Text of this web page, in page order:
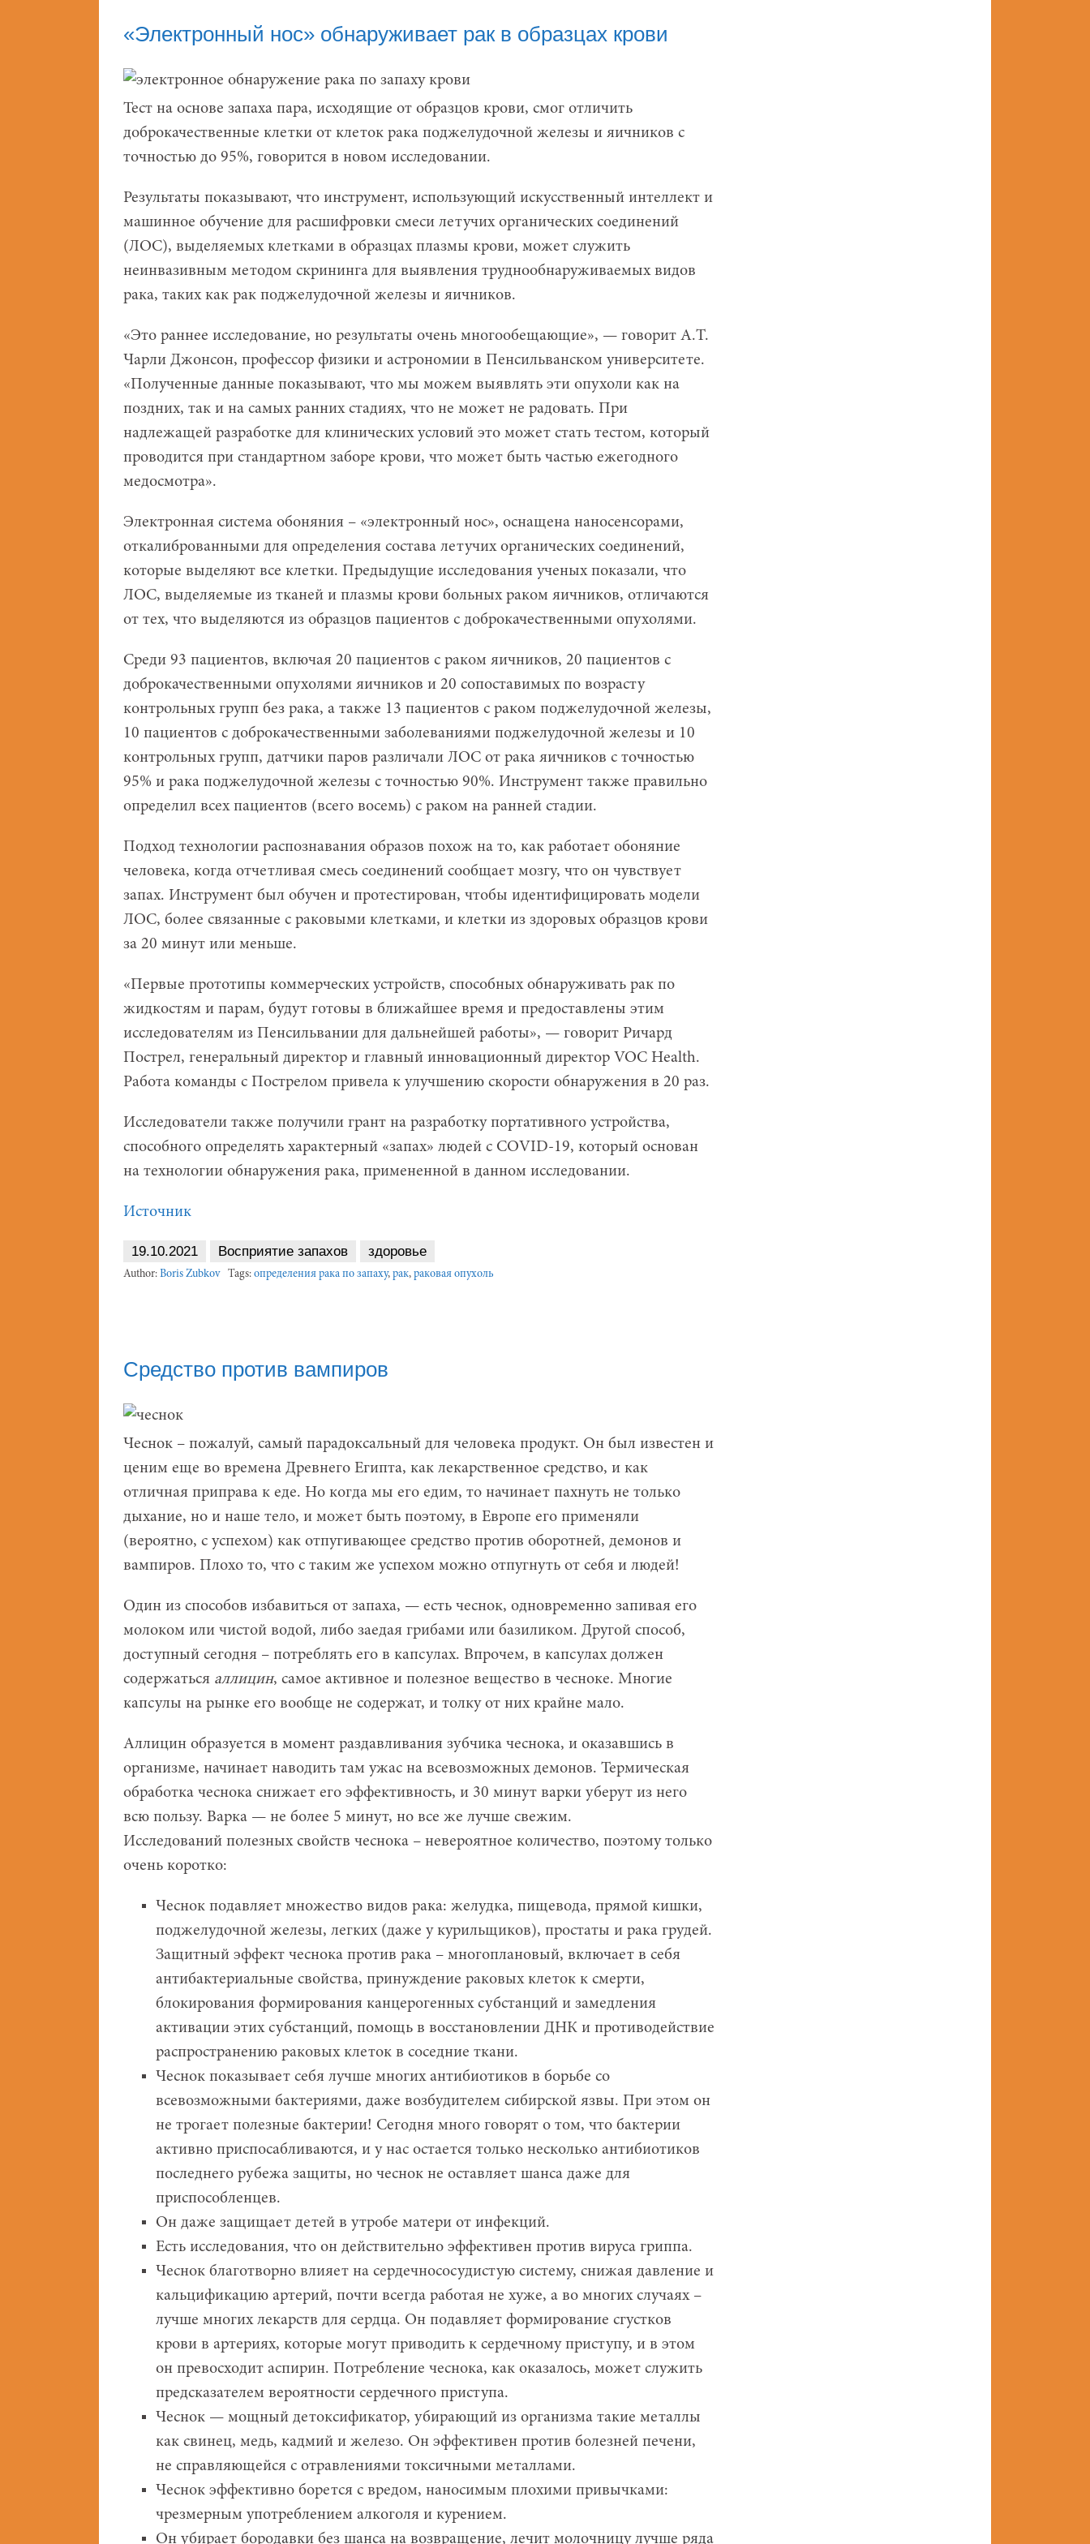
«Электронный нос» обнаруживает рак в образцах крови
Тест на основе запаха пара, исходящие от образцов крови, смог отличить
доброкачественные клетки от клеток рака поджелудочной железы и яичников с
точностью до 95%, говорится в новом исследовании.
Результаты показывают, что инструмент, использующий искусственный интеллект и
машинное обучение для расшифровки смеси летучих органических соединений
(ЛОС), выделяемых клетками в образцах плазмы крови, может служить
неинвазивным методом скрининга для выявления труднообнаруживаемых видов
рака, таких как рак поджелудочной железы и яичников.
«Это раннее исследование, но результаты очень многообещающие», — говорит А.Т.
Чарли Джонсон, профессор физики и астрономии в Пенсильванском университете.
«Полученные данные показывают, что мы можем выявлять эти опухоли как на
поздних, так и на самых ранних стадиях, что не может не радовать. При
надлежащей разработке для клинических условий это может стать тестом, который
проводится при стандартном заборе крови, что может быть частью ежегодного
медосмотра».
Электронная система обоняния – «электронный нос», оснащена наносенсорами,
откалиброванными для определения состава летучих органических соединений,
которые выделяют все клетки. Предыдущие исследования ученых показали, что
ЛОС, выделяемые из тканей и плазмы крови больных раком яичников, отличаются
от тех, что выделяются из образцов пациентов с доброкачественными опухолями.
Среди 93 пациентов, включая 20 пациентов с раком яичников, 20 пациентов с
доброкачественными опухолями яичников и 20 сопоставимых по возрасту
контрольных групп без рака, а также 13 пациентов с раком поджелудочной железы,
10 пациентов с доброкачественными заболеваниями поджелудочной железы и 10
контрольных групп, датчики паров различали ЛОС от рака яичников с точностью
95% и рака поджелудочной железы с точностью 90%. Инструмент также правильно
определил всех пациентов (всего восемь) с раком на ранней стадии.
Подход технологии распознавания образов похож на то, как работает обоняние
человека, когда отчетливая смесь соединений сообщает мозгу, что он чувствует
запах. Инструмент был обучен и протестирован, чтобы идентифицировать модели
ЛОС, более связанные с раковыми клетками, и клетки из здоровых образцов крови
за 20 минут или меньше.
«Первые прототипы коммерческих устройств, способных обнаруживать рак по
жидкостям и парам, будут готовы в ближайшее время и предоставлены этим
исследователям из Пенсильвании для дальнейшей работы», — говорит Ричард
Пострел, генеральный директор и главный инновационный директор VOC Health.
Работа команды с Пострелом привела к улучшению скорости обнаружения в 20 раз.
Исследователи также получили грант на разработку портативного устройства,
способного определять характерный «запах» людей с COVID-19, который основан
на технологии обнаружения рака, примененной в данном исследовании.
Источник
19.10.2021 Восприятие запахов здоровье
Author: Boris Zubkov Tags: определения рака по запаху, рак, раковая опухоль
Средство против вампиров
Чеснок – пожалуй, самый парадоксальный для человека продукт. Он был известен и
ценим еще во времена Древнего Египта, как лекарственное средство, и как
отличная приправа к еде. Но когда мы его едим, то начинает пахнуть не только
дыхание, но и наше тело, и может быть поэтому, в Европе его применяли
(вероятно, с успехом) как отпугивающее средство против оборотней, демонов и
вампиров. Плохо то, что с таким же успехом можно отпугнуть от себя и людей!
Один из способов избавиться от запаха, — есть чеснок, одновременно запивая его
молоком или чистой водой, либо заедая грибами или базиликом. Другой способ,
доступный сегодня – потреблять его в капсулах. Впрочем, в капсулах должен
содержаться аллицин, самое активное и полезное вещество в чесноке. Многие
капсулы на рынке его вообще не содержат, и толку от них крайне мало.
Аллицин образуется в момент раздавливания зубчика чеснока, и оказавшись в
организме, начинает наводить там ужас на всевозможных демонов. Термическая
обработка чеснока снижает его эффективность, и 30 минут варки уберут из него
всю пользу. Варка — не более 5 минут, но все же лучше свежим.
Исследований полезных свойств чеснока – невероятное количество, поэтому только
очень коротко:
Чеснок подавляет множество видов рака: желудка, пищевода, прямой кишки,
поджелудочной железы, легких (даже у курильщиков), простаты и рака грудей.
Защитный эффект чеcнока против рака – многоплановый, включает в себя
антибактериальные свойства, принуждение раковых клеток к смерти,
блокирования формирования канцерогенных субстанций и замедления
активации этих субстанций, помощь в восстановлении ДНК и противодействие
распространению раковых клеток в соседние ткани.
Чеснок показывает себя лучше многих антибиотиков в борьбе со
всевозможными бактериями, даже возбудителем сибирской язвы. При этом он
не трогает полезные бактерии! Сегодня много говорят о том, что бактерии
активно приспосабливаются, и у нас остается только несколько антибиотиков
последнего рубежа защиты, но чеснок не оставляет шанса даже для
приспособленцев.
Он даже защищает детей в утробе матери от инфекций.
Есть исследования, что он действительно эффективен против вируса гриппа.
Чеснок благотворно влияет на сердечнососудистую систему, снижая давление и
кальцификацию артерий, почти всегда работая не хуже, а во многих случаях –
лучше многих лекарств для сердца. Он подавляет формирование сгустков
крови в артериях, которые могут приводить к сердечному приступу, и в этом
он превосходит аспирин. Потребление чеснока, как оказалось, может служить
предсказателем вероятности сердечного приступа.
Чеснок — мощный детоксификатор, убирающий из организма такие металлы
как свинец, медь, кадмий и железо. Он эффективен против болезней печени,
не справляющейся с отравлениями токсичными металлами.
Чеснок эффективно борется с вредом, наносимым плохими привычками:
чрезмерным употреблением алкоголя и курением.
Он убирает бородавки без шанса на возвращение, лечит молочницу лучше ряда